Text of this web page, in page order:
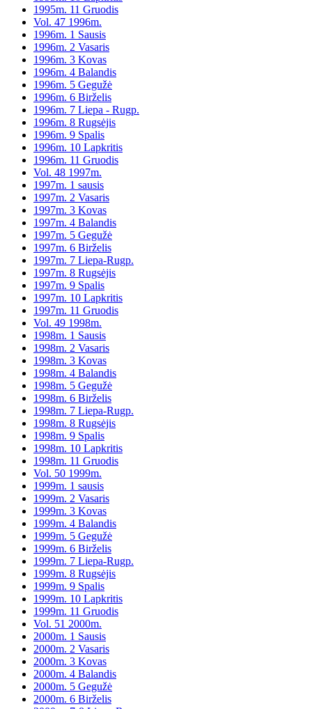
1995m. 11 Gruodis
Vol. 47 1996m.
1996m. 1 Sausis
1996m. 2 Vasaris
1996m. 3 Kovas
1996m. 4 Balandis
1996m. 5 Gegužė
1996m. 6 Birželis
1996m. 7 Liepa - Rugp.
1996m. 8 Rugsėjis
1996m. 9 Spalis
1996m. 10 Lapkritis
1996m. 11 Gruodis
Vol. 48 1997m.
1997m. 1 sausis
1997m. 2 Vasaris
1997m. 3 Kovas
1997m. 4 Balandis
1997m. 5 Gegužė
1997m. 6 Birželis
1997m. 7 Liepa-Rugp.
1997m. 8 Rugsėjis
1997m. 9 Spalis
1997m. 10 Lapkritis
1997m. 11 Gruodis
Vol. 49 1998m.
1998m. 1 Sausis
1998m. 2 Vasaris
1998m. 3 Kovas
1998m. 4 Balandis
1998m. 5 Gegužė
1998m. 6 Birželis
1998m. 7 Liepa-Rugp.
1998m. 8 Rugsėjis
1998m. 9 Spalis
1998m. 10 Lapkritis
1998m. 11 Gruodis
Vol. 50 1999m.
1999m. 1 sausis
1999m. 2 Vasaris
1999m. 3 Kovas
1999m. 4 Balandis
1999m. 5 Gegužė
1999m. 6 Birželis
1999m. 7 Liepa-Rugp.
1999m. 8 Rugsėjis
1999m. 9 Spalis
1999m. 10 Lapkritis
1999m. 11 Gruodis
Vol. 51 2000m.
2000m. 1 Sausis
2000m. 2 Vasaris
2000m. 3 Kovas
2000m. 4 Balandis
2000m. 5 Gegužė
2000m. 6 Birželis